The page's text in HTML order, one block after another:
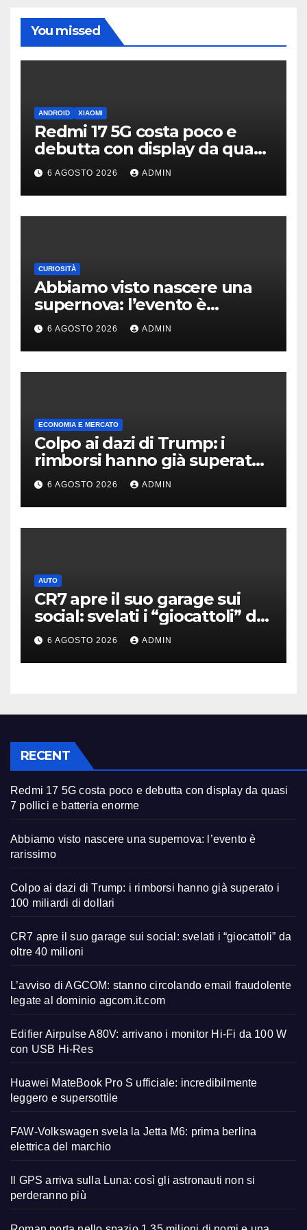
You missed
ANDROID XIAOMI
Redmi 17 5G costa poco e
debutta con display da quasi
7 pollici e batteria enorme
6 AGOSTO 2026 ADMIN
CURIOSITÀ
Abbiamo visto nascere una
supernova: l’evento è
rarissimo
6 AGOSTO 2026 ADMIN
ECONOMIA E MERCATO
Colpo ai dazi di Trump: i
rimborsi hanno già superato i
100 miliardi di dollari
6 AGOSTO 2026 ADMIN
AUTO
CR7 apre il suo garage sui
social: svelati i “giocattoli” da
oltre 40 milioni
6 AGOSTO 2026 ADMIN
RECENT
Redmi 17 5G costa poco e debutta con display da quasi
7 pollici e batteria enorme
Abbiamo visto nascere una supernova: l’evento è
rarissimo
Colpo ai dazi di Trump: i rimborsi hanno già superato i
100 miliardi di dollari
CR7 apre il suo garage sui social: svelati i “giocattoli” da
oltre 40 milioni
L’avviso di AGCOM: stanno circolando email fraudolente
legate al dominio agcom.it.com
Edifier Airpulse A80V: arrivano i monitor Hi-Fi da 100 W
con USB Hi-Res
Huawei MateBook Pro S ufficiale: incredibilmente
leggero e supersottile
FAW-Volkswagen svela la Jetta M6: prima berlina
elettrica del marchio
Il GPS arriva sulla Luna: così gli astronauti non si
perderanno più